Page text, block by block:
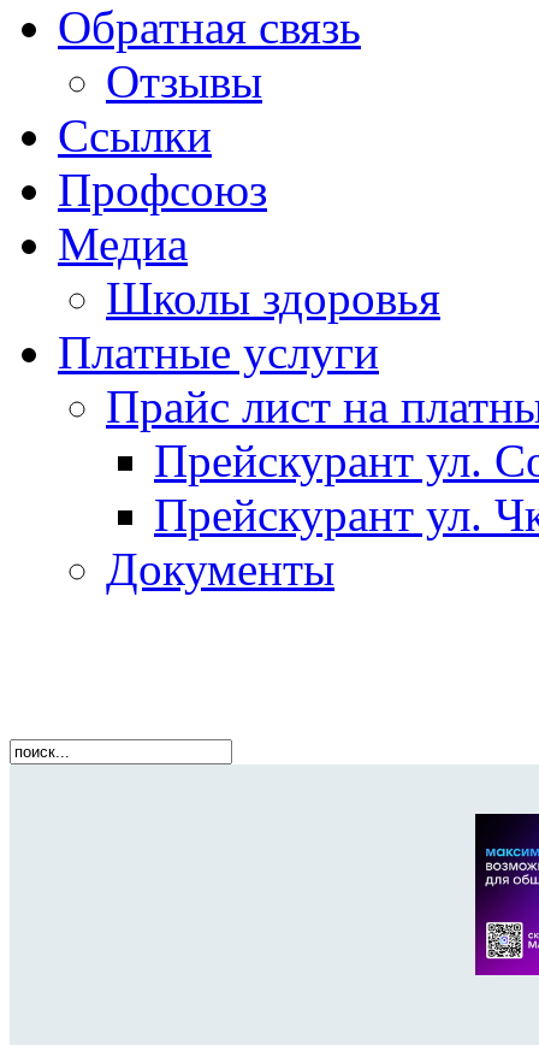
Обратная связь
Отзывы
Ссылки
Профсоюз
Медиа
Школы здоровья
Платные услуги
Прайс лист на
Прейскурант ул.
Прейскурант ул.
Документы